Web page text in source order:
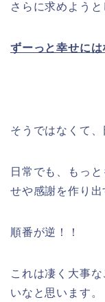
さらに求めようと
ずーっと幸せには
そうではなくて
日常でも、もっ
せや感謝を作り出
順番が逆！！
これは凄く大事
いなと思います。